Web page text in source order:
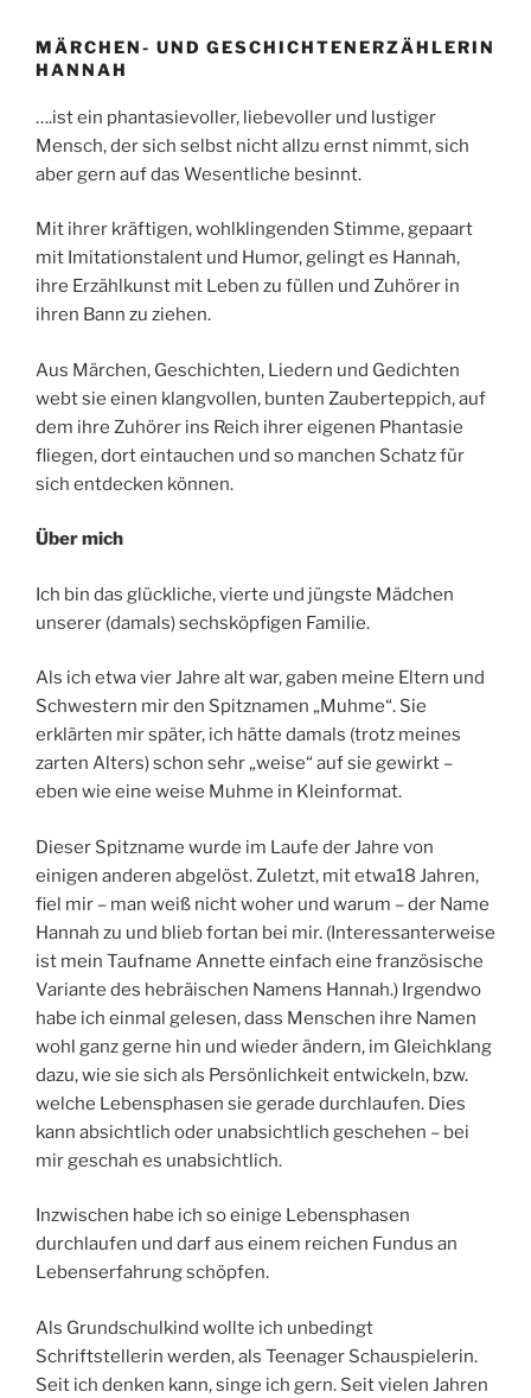
MÄRCHEN- UND GESCHICHTENERZÄHLERIN
HANNAH
….ist ein phantasievoller, liebevoller und lustiger
Mensch, der sich selbst nicht allzu ernst nimmt, sich
aber gern auf das Wesentliche besinnt.
Mit ihrer kräftigen, wohlklingenden Stimme, gepaart
mit Imitationstalent und Humor, gelingt es Hannah,
ihre Erzählkunst mit Leben zu füllen und Zuhörer in
ihren Bann zu ziehen.
Aus Märchen, Geschichten, Liedern und Gedichten
webt sie einen klangvollen, bunten Zauberteppich, auf
dem ihre Zuhörer ins Reich ihrer eigenen Phantasie
fliegen, dort eintauchen und so manchen Schatz für
sich entdecken können.
Über mich
Ich bin das glückliche, vierte und jüngste Mädchen
unserer (damals) sechsköpfigen Familie.
Als ich etwa vier Jahre alt war, gaben meine Eltern und
Schwestern mir den Spitznamen „Muhme“. Sie
erklärten mir später, ich hätte damals (trotz meines
zarten Alters) schon sehr „weise“ auf sie gewirkt –
eben wie eine weise Muhme in Kleinformat.
Dieser Spitzname wurde im Laufe der Jahre von
einigen anderen abgelöst. Zuletzt, mit etwa18 Jahren,
fiel mir – man weiß nicht woher und warum – der Name
Hannah zu und blieb fortan bei mir. (Interessanterweise
ist mein Taufname Annette einfach eine französische
Variante des hebräischen Namens Hannah.) Irgendwo
habe ich einmal gelesen, dass Menschen ihre Namen
wohl ganz gerne hin und wieder ändern, im Gleichklang
dazu, wie sie sich als Persönlichkeit entwickeln, bzw.
welche Lebensphasen sie gerade durchlaufen. Dies
kann absichtlich oder unabsichtlich geschehen – bei
mir geschah es unabsichtlich.
Inzwischen habe ich so einige Lebensphasen
durchlaufen und darf aus einem reichen Fundus an
Lebenserfahrung schöpfen.
Als Grundschulkind wollte ich unbedingt
Schriftstellerin werden, als Teenager Schauspielerin.
Seit ich denken kann, singe ich gern. Seit vielen Jahren